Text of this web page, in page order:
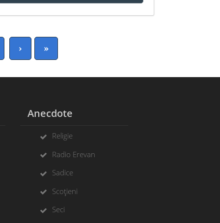
› »
Anecdote
Religie
Radio Erevan
Sadice
Scoțieni
Seci